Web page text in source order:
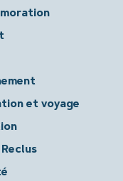
et voyage